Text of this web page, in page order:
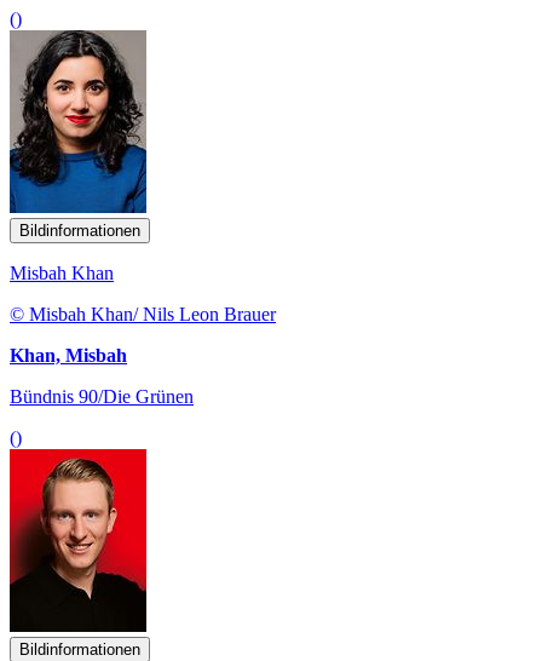
()
Bildinformationen
Misbah Khan
© Misbah Khan/ Nils Leon Brauer
Khan, Misbah
Bündnis 90/Die Grünen
()
Bildinformationen